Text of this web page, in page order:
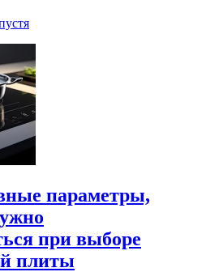
параметры,
при выборе
плиты